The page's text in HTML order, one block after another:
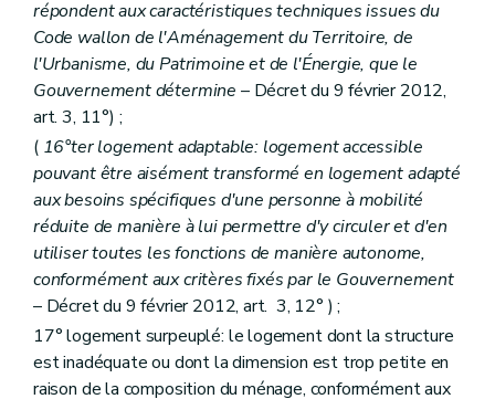
Art. 100
Art. 101
Art. 102
Art. 103
Sous-section 3
Art. 105
Art. 106
Art. 107
Sous-section 4 Du comité d'orientation de la Société
Art. 1072
Section 7 Du contrat de gestion
Art. 108
Art. 109
Art. 110
Art. 111
Section 8 Du Comité de gestion financière et des contrôles
Sous-section première
Du comité de gestion financière
répondent aux caractéristiques techniques issues du
Code wallon de l'Aménagement du Territoire, de
l'Urbanisme, du Patrimoine et de l'Énergie, que le
Gouvernement détermine – Décret du 9 février 2012,
art. 3, 11°) ;
( 16°ter logement adaptable: logement accessible
pouvant être aisément transformé en logement adapté
aux besoins spécifiques d'une personne à mobilité
réduite de manière à lui permettre d'y circuler et d'en
utiliser toutes les fonctions de manière autonome,
conformément aux critères fixés par le Gouvernement
– Décret du 9 février 2012, art. 3, 12° ) ;
17° logement surpeuplé: le logement dont la structure
est inadéquate ou dont la dimension est trop petite en
raison de la composition du ménage, conformément aux